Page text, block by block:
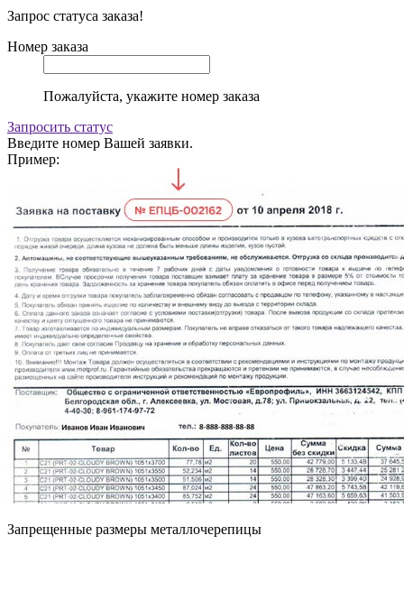
Запрос статуса заказа!
Номер заказа
Пожалуйста, укажите номер заказа
Запросить статус
Введите номер Вашей заявки.
Пример:
Запрещенные размеры металлочерепицы